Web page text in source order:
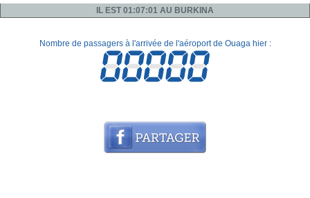
IL EST 01:07:01 AU BURKINA
Nombre de passagers à l'arrivée de l'aéroport de Ouaga hier :